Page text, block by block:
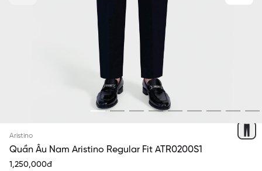
Aristino
Quần Âu Nam Aristino Regular Fit ATR0200S1
1,250,000đ